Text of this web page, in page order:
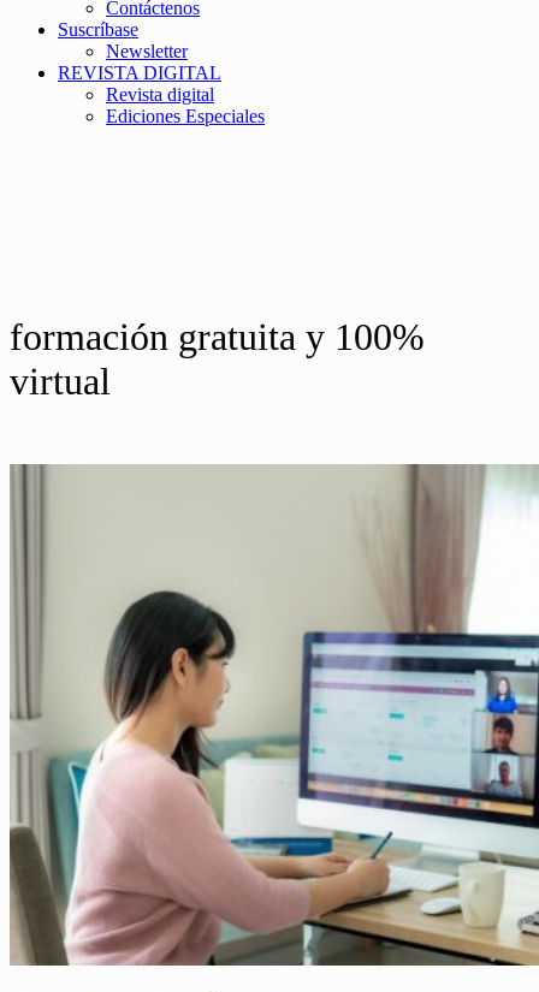
Contáctenos
Suscríbase
Newsletter
REVISTA DIGITAL
Revista digital
Ediciones Especiales
formación gratuita y 100%
virtual